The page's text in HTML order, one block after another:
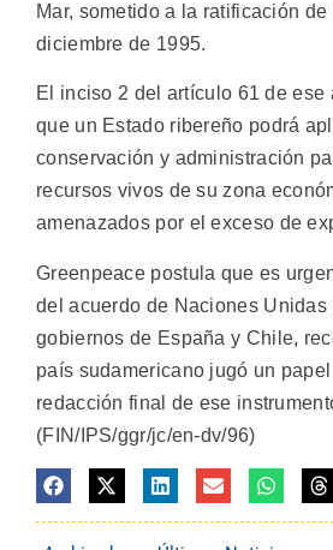
Mar, sometido a la ratificación
diciembre de 1995.
El inciso 2 del artículo 61 de ese
que un Estado ribereño podrá
conservación y administración
recursos vivos de su zona
amenazados por el exceso de
Greenpeace postula que es
del acuerdo de Naciones Unidas
gobiernos de España y Chile,
país sudamericano jugó un
redacción final de ese
(FIN/IPS/ggr/jc/en-dv/96)